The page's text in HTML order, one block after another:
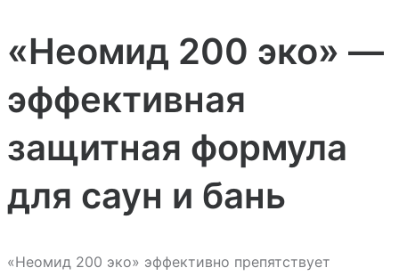
«Неомид 200 эко» —
эффективная
защитная формула
для саун и бань
«Неомид 200 эко» эффективно препятствует